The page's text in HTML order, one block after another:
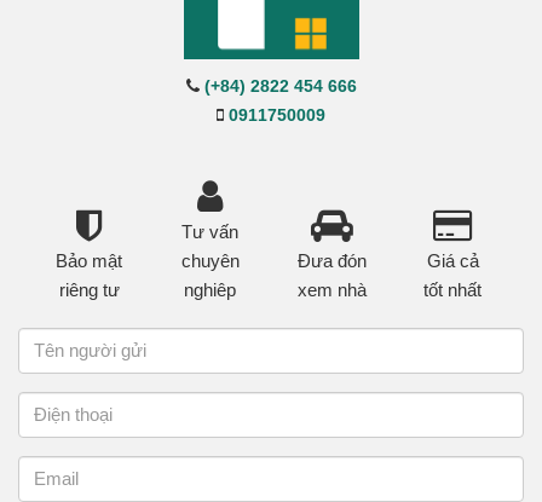
(+84) 2822 454 666
0911750009
Bảo mật
riêng tư
Tư vấn
chuyên
nghiêp
Đưa đón
xem nhà
Giá cả
tốt nhất